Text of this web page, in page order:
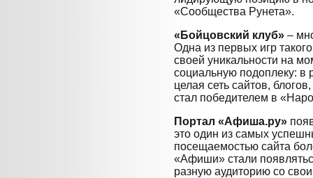
«Сообщества Рунета».
«Бойцовский клуб» –
Одна из первых игр
своей уникальности на
социальную подоплеку: в
целая сеть сайтов,
стал победителем в
Портал «Афиша.ру»
это один из самых
посещаемостью сайта
«Афиши» стали
разную аудиторию со